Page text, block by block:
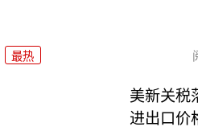
最热
美新关税
进出口价